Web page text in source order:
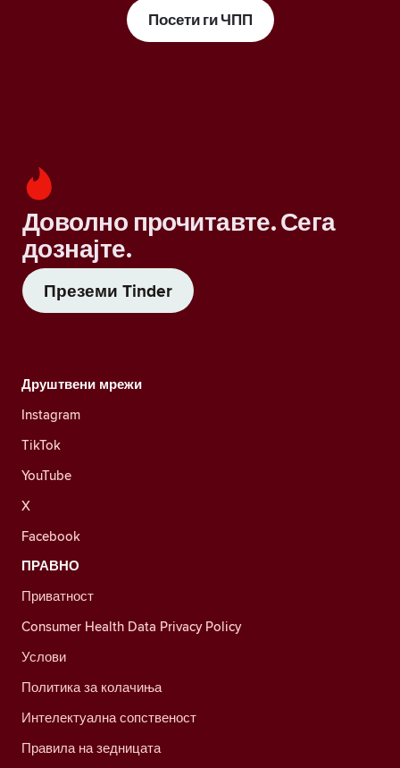
Посети ги ЧПП
Доволно прочитавте. Сега
дознајте.
Преземи Tinder
Друштвени мрежи
Instagram
TikTok
YouTube
X
Facebook
ПРАВНО
Приватност
Consumer Health Data Privacy Policy
Услови
Политика за колачиња
Интелектуална сопственост
Правила на зедницата